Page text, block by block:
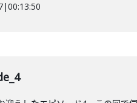
|00:13:50